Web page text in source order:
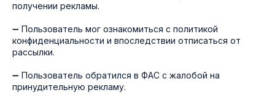
получении рекламы.
➖ Пользователь мог ознакомиться с политикой
конфиденциальности и впоследствии отписаться от
рассылки.
➖ Пользователь обратился в ФАС с жалобой на
принудительную рекламу.